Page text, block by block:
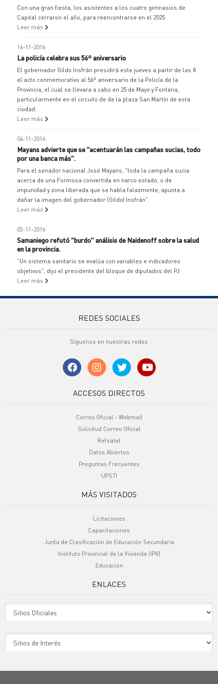
Con una gran fiesta, los asistentes a los cuatro gimnasios de
Capital cerraron el año, para reencontrarse en el 2025.
Leer más
16-11-2016
La policía celebra sus 56º aniversario
El gobernador Gildo Insfrán presidirá este jueves a partir de las 8
el acto conmemorativo al 56º aniversario de la Policía de la
Provincia, el cual se llevara a cabo en 25 de Mayo y Fontana,
particularmente en el circuito de de la plaza San Martín de esta
ciudad.
Leer más
04-11-2016
Mayans advierte que se "acentuarán las campañas sucias, todo
por una banca más".
Para el senador nacional José Mayans, "toda la campaña sucia
acerca de una Formosa convertida en narco estado, o de
impunidad y zona liberada que se habla falazmente, apunta a
dañar la imagen del gobernador (Gildo) Insfrán".
Leer más
03-11-2016
Samaniego refutó "burdo" análisis de Naidenoff sobre la salud
en la provincia.
"Un sistema sanitario se evalúa con variables e indicadores
objetivos", dijo el presidente del bloque de diputados del PJ.
Leer más
REDES SOCIALES
Síguenos en nuestras redes
ACCESOS DIRECTOS
Correo Oficial - Webmail
Solicitud Correo Oficial
Refsatel
Datos Abiertos
Preguntas Frecuentes
UPSTI
MÁS VISITADOS
Licitaciones
Capacitaciones
Junta de Clasificación de Educación Secundaria
Instituto Provincial de la Vivienda (IPV)
Educación
ENLACES